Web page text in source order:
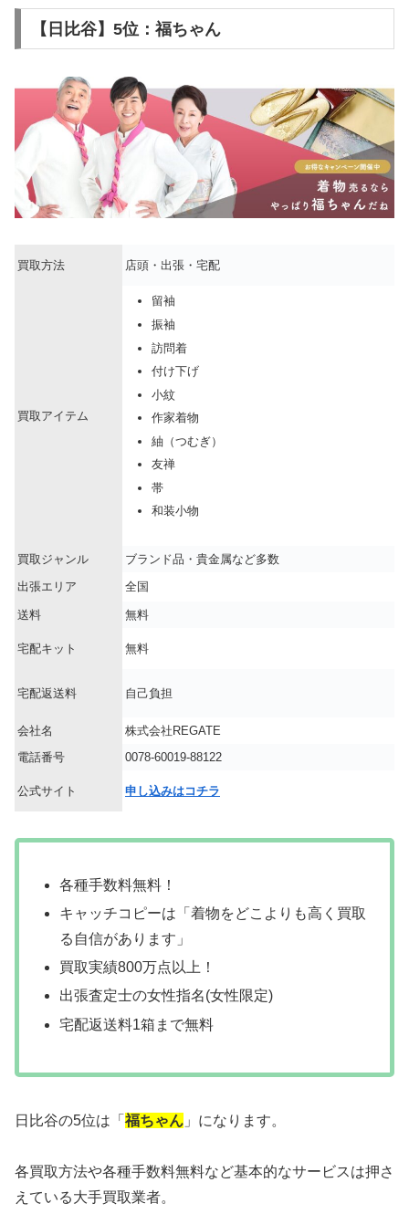
【日比谷】5位：福ちゃん
買取方法 店頭・出張・宅配
買取アイテム
留袖
振袖
訪問着
付け下げ
小紋
作家着物
紬（つむぎ）
友禅
帯
和装小物
買取ジャンル
ブランド品・貴金属など多数
出張エリア
全国
送料 無料
宅配キット 無料
宅配返送料 自己負担
会社名
株式会社REGATE
電話番号
0078-60019-88122
公式サイト 申し込みはコチラ
各種手数料無料！
キャッチコピーは「着物をどこよりも高く買取
る自信があります」
買取実績800万点以上！
出張査定士の女性指名(女性限定)
宅配返送料1箱まで無料
日比谷の5位は「 福ちゃん 」になります。
各買取方法や各種手数料無料など基本的なサービスは押さ
えている大手買取業者。